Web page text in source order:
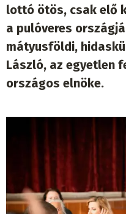
lottó ötös, csak elő
a pulóveres
mátyusföldi,
László, az egyetlen
országos elnöke.